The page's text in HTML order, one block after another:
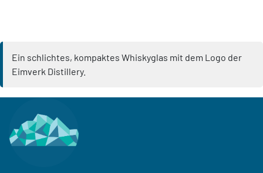
Ein schlichtes, kompaktes Whiskyglas mit dem Logo der
Eimverk Distillery.